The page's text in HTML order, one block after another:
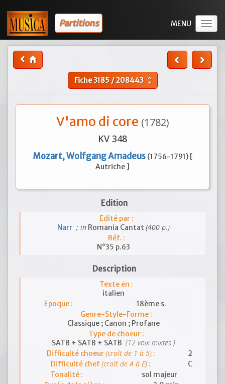
Partitions
Fiche3185/208443 unfold_more
V'amo di core (1782)
KV 348
Mozart, Wolfgang Amadeus (1756-1791) [
Autriche ]
Edition
Edité par :
Narr ; inRomania Cantat (400 p.)
Réf. :
N°35 p.63
Description
Texte en :
italien
Epoque :
18ème s.
Genre-Style-Forme :
Classique ; Canon ; Profane
Type de choeur :
SATB + SATB + SATB (12 voix mixtes )
Difficulté choeur(croît de 1 à 5):
2
Difficulté chef(croît de A à E) :
C
Tonalité :
sol majeur